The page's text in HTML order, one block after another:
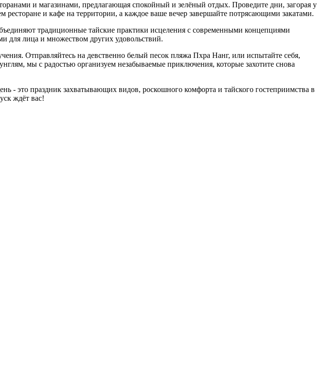
и магазинами, предлагающая спокойный и зелёный отдых. Проведите дни, загорая у
и кафе на территории, а каждое ваше вечер завершайте потрясающими закатами.
традиционные тайские практики исцеления с современными концепциями
для лица и множеством других удовольствий.
Отправляйтесь на девственно белый песок пляжа Пхра Нанг, или испытайте себя,
мы с радостью организуем незабываемые приключения, которые захотите снова
- это праздник захватывающих видов, роскошного комфорта и тайского гостеприимства в
ждёт вас!